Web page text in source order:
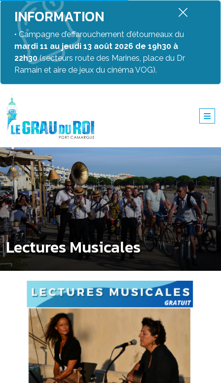
INFORMATION
• Campagne d’effarouchement d’étourneaux du
mardi 11 au jeudi 13 août 2026 de 19h30 à
22h30(secteurs route des Marines, place du Dr
Ramain et aire de jeux du cinéma VOG).
Lectures Musicales